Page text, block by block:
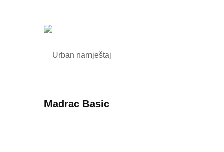
Madrac Basic